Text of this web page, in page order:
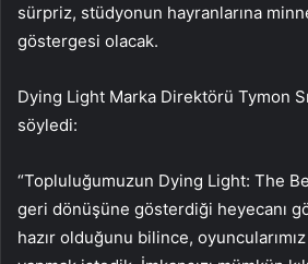
sürpriz, stüdyonun hayranlarına
göstergesi olacak.
Dying Light Marka Direktörü Tymon
söyledi:
“Topluluğumuzun Dying Light: The
geri dönüşüne gösterdiği heyecanı
hazır olduğunu bilince,